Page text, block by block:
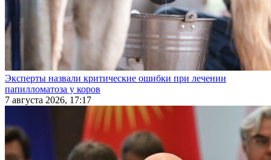
Эксперты назвали критические ошибки при лечении
папилломатоза у коров
7 августа 2026, 17:17